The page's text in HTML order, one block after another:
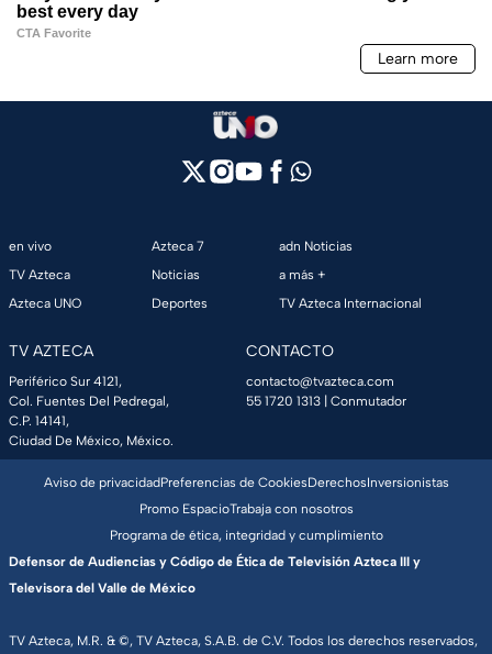
en vivo
TV Azteca
Azteca UNO
Azteca 7
Noticias
Deportes
adn Noticias
a más +
TV Azteca Internacional
TV AZTECA
Periférico Sur 4121,
Col. Fuentes Del Pedregal,
C.P. 14141,
Ciudad De México, México.
CONTACTO
contacto@tvazteca.com
55 1720 1313 | Conmutador
TV Azteca, M.R. & ©, TV Azteca, S.A.B. de C.V. Todos los derechos reservados,
Aviso de privacidadPreferencias de CookiesDerechosInversionistas
Promo EspacioTrabaja con nosotros
Programa de ética, integridad y cumplimiento
Defensor de Audiencias y Código de Ética de Televisión Azteca III y
Televisora del Valle de México